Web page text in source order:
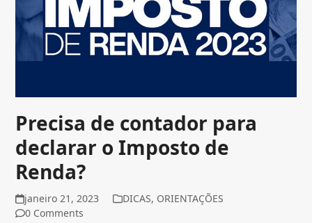
Precisa de contador para
declarar o Imposto de
Renda?
janeiro 21, 2023 DICAS, ORIENTAÇÕES
0 Comments